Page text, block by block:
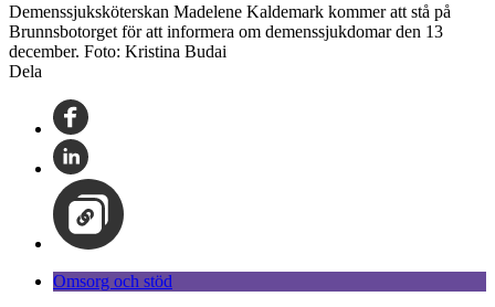
Demenssjuksköterskan Madelene Kaldemark kommer att stå på
Brunnsbotorget för att informera om demenssjukdomar den 13
december. Foto: Kristina Budai
Dela
Omsorg och stöd